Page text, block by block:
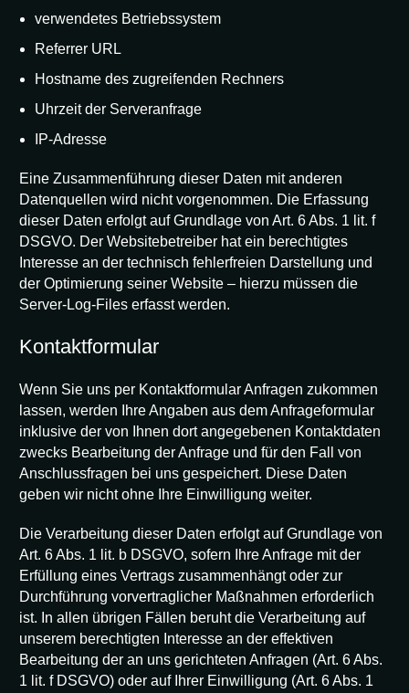
verwendetes Betriebssystem
Referrer URL
Hostname des zugreifenden Rechners
Uhrzeit der Serveranfrage
IP-Adresse
Eine Zusammenführung dieser Daten mit anderen
Datenquellen wird nicht vorgenommen. Die Erfassung
dieser Daten erfolgt auf Grundlage von Art. 6 Abs. 1 lit. f
DSGVO. Der Websitebetreiber hat ein berechtigtes
Interesse an der technisch fehlerfreien Darstellung und
der Optimierung seiner Website – hierzu müssen die
Server-Log-Files erfasst werden.
Kontaktformular
Wenn Sie uns per Kontaktformular Anfragen zukommen
lassen, werden Ihre Angaben aus dem Anfrageformular
inklusive der von Ihnen dort angegebenen Kontaktdaten
zwecks Bearbeitung der Anfrage und für den Fall von
Anschlussfragen bei uns gespeichert. Diese Daten
geben wir nicht ohne Ihre Einwilligung weiter.
Die Verarbeitung dieser Daten erfolgt auf Grundlage von
Art. 6 Abs. 1 lit. b DSGVO, sofern Ihre Anfrage mit der
Erfüllung eines Vertrags zusammenhängt oder zur
Durchführung vorvertraglicher Maßnahmen erforderlich
ist. In allen übrigen Fällen beruht die Verarbeitung auf
unserem berechtigten Interesse an der effektiven
Bearbeitung der an uns gerichteten Anfragen (Art. 6 Abs.
1 lit. f DSGVO) oder auf Ihrer Einwilligung (Art. 6 Abs. 1